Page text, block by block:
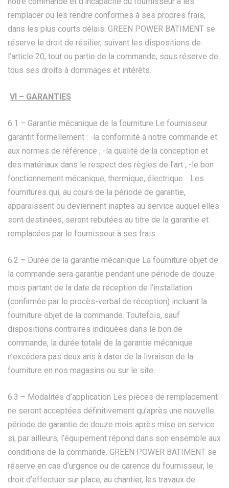
remplacer ou les rendre conformes à ses propres frais,
dans les plus courts délais. GREEN POWER BATIMENT se
réserve le droit de résilier, suivant les dispositions de
l’article 20, tout ou partie de la commande, sous réserve de
tous ses droits à dommages et intérêts.
VI – GARANTIES
6.1 – Garantie mécanique de la fourniture Le fournisseur
garantit formellement : -la conformité à notre commande et
aux normes de référence ; -la qualité de la conception et
des matériaux dans le respect des règles de l’art ; -le bon
fonctionnement mécanique, thermique, électrique… Les
fournitures qui, au cours de la période de garantie,
apparaissent ou deviennent inaptes au service auquel elles
sont destinées, seront rebutées au titre de la garantie et
remplacées par le fournisseur à ses frais.
6.2 – Durée de la garantie mécanique La fourniture objet de
la commande sera garantie pendant une période de douze
mois partant de la date de réception de l’installation
(confirmée par le procès-verbal de réception) incluant la
fourniture objet de la commande. Toutefois, sauf
dispositions contraires indiquées dans le bon de
commande, la durée totale de la garantie mécanique
n’excédera pas deux ans à dater de la livraison de la
fourniture en nos magasins ou sur le site.
6.3 – Modalités d’application Les pièces de remplacement
ne seront acceptées définitivement qu’après une nouvelle
période de garantie de douze mois après mise en service
si, par ailleurs, l’équipement répond dans son ensemble aux
conditions de la commande. GREEN POWER BATIMENT se
réserve en cas d’urgence ou de carence du fournisseur, le
droit d’effectuer sur place, au chantier, les travaux de